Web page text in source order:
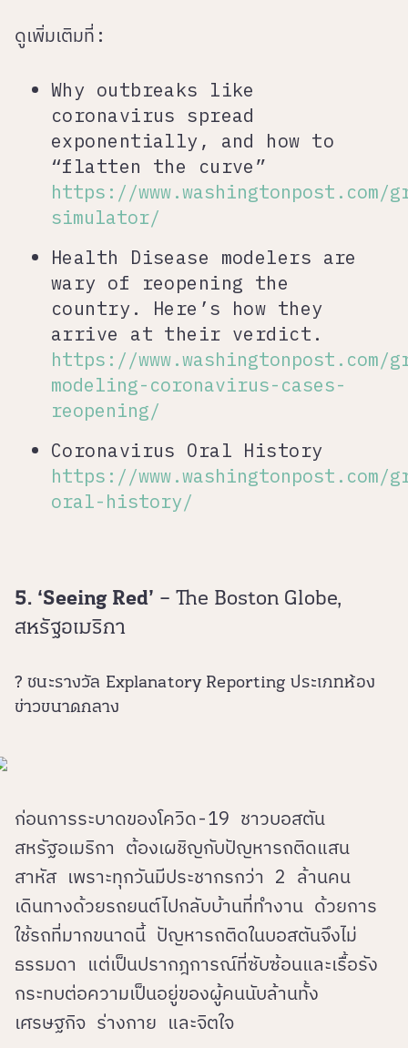
ดูเพิ่มเติมที่:
Why outbreaks like
coronavirus spread
exponentially, and how to
“flatten the curve”
https://www.washingtonpost.com/
simulator/
Health Disease modelers are
wary of reopening the
country. Here’s how they
arrive at their verdict.
https://
modeling-coronavirus-cases-
reopening/
Coronavirus Oral History
https://
oral-history/
5. ‘Seeing Red’ – The Boston Globe,
สหรัฐอเมริกา
? ชนะรางวัล Explanatory Reporting ประเภทห้อง
ข่าวขนาดกลาง
ก่อนการระบาดของโควิด-19 ชาวบอสตัน
สหรัฐอเมริกา ต้องเผชิญกับปัญหารถติดแสน
สาหัส เพราะทุกวันมีประชากรกว่า 2 ล้านคน
เดินทางด้วยรถยนต์ไปกลับบ้านที่ทำงาน ด้วยการ
ใช้รถที่มากขนาดนี้ ปัญหารถติดในบอสตันจึงไม่
ธรรมดา แต่เป็นปรากฎการณ์ที่ซับซ้อนและเรื้อรัง
กระทบต่อความเป็นอยู่ของผู้คนนับล้านทั้ง
เศรษฐกิจ ร่างกาย และจิตใจ